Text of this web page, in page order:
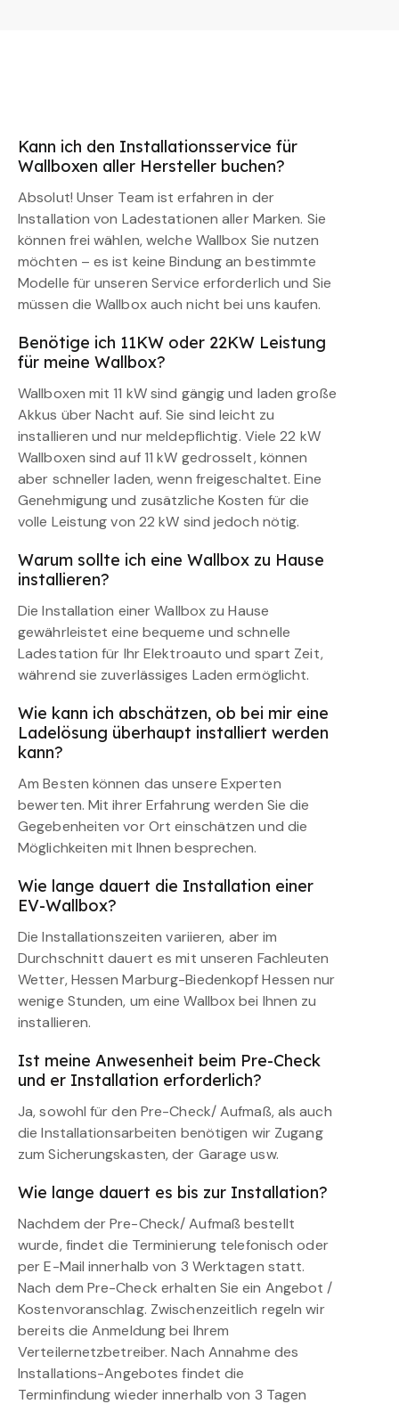
Kann ich den Installationsservice für
Wallboxen aller Hersteller buchen?
Absolut! Unser Team ist erfahren in der
Installation von Ladestationen aller Marken. Sie
können frei wählen, welche Wallbox Sie nutzen
möchten – es ist keine Bindung an bestimmte
Modelle für unseren Service erforderlich und Sie
müssen die Wallbox auch nicht bei uns kaufen.
Benötige ich 11KW oder 22KW Leistung
für meine Wallbox?
Wallboxen mit 11 kW sind gängig und laden große
Akkus über Nacht auf. Sie sind leicht zu
installieren und nur meldepflichtig. Viele 22 kW
Wallboxen sind auf 11 kW gedrosselt, können
aber schneller laden, wenn freigeschaltet. Eine
Genehmigung und zusätzliche Kosten für die
volle Leistung von 22 kW sind jedoch nötig.
Warum sollte ich eine Wallbox zu Hause
installieren?
Die Installation einer Wallbox zu Hause
gewährleistet eine bequeme und schnelle
Ladestation für Ihr Elektroauto und spart Zeit,
während sie zuverlässiges Laden ermöglicht.
Wie kann ich abschätzen, ob bei mir eine
Ladelösung überhaupt installiert werden
kann?
Am Besten können das unsere Experten
bewerten. Mit ihrer Erfahrung werden Sie die
Gegebenheiten vor Ort einschätzen und die
Möglichkeiten mit Ihnen besprechen.
Wie lange dauert die Installation einer
EV-Wallbox?
Die Installationszeiten variieren, aber im
Durchschnitt dauert es mit unseren Fachleuten
Wetter, Hessen Marburg-Biedenkopf Hessen nur
wenige Stunden, um eine Wallbox bei Ihnen zu
installieren.
Ist meine Anwesenheit beim Pre-Check
und er Installation erforderlich?
Ja, sowohl für den Pre-Check/ Aufmaß, als auch
die Installationsarbeiten benötigen wir Zugang
zum Sicherungskasten, der Garage usw.
Wie lange dauert es bis zur Installation?
Nachdem der Pre-Check/ Aufmaß bestellt
wurde, findet die Terminierung telefonisch oder
per E-Mail innerhalb von 3 Werktagen statt.
Nach dem Pre-Check erhalten Sie ein Angebot /
Kostenvoranschlag. Zwischenzeitlich regeln wir
bereits die Anmeldung bei Ihrem
Verteilernetzbetreiber. Nach Annahme des
Installations-Angebotes findet die
Terminfindung wieder innerhalb von 3 Tagen